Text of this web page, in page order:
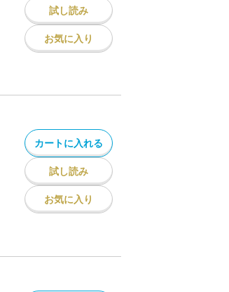
試し読み
お気に入り
カートに入れる
試し読み
お気に入り